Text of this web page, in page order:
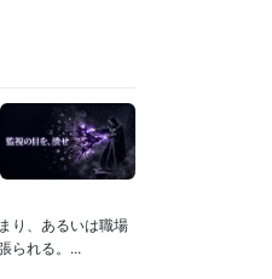
り、あるいは職場
られる。...